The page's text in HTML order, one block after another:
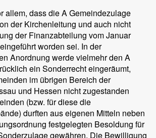
allem, dass die A Gemeindezulage
der Kirchenleitung und auch nicht
der Finanzabteilung vom Januar
worden sei. In der
Anordnung werde vielmehr den A
ein Sonderrecht eingeräumt,
im übrigen Bereich der
und Hessen nicht zugestanden
(bzw. für diese die
durften aus eigenen Mitteln neben
festgelegten Besoldung für
gewähren. Die Bewilligung